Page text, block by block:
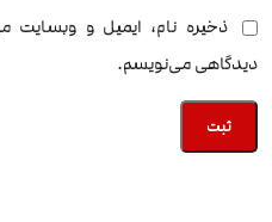
ذخیره نام، ایمیل و وبسایت
دیدگاهی می‌نویسم.